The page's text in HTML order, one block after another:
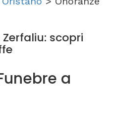
scopri
a